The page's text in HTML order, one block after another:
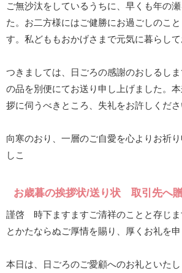
ご無沙汰をしているうちに、早くも年の
た。お二方様にはご健勝にお過ごしのこ
す。私どももおかげさまで元気に暮らして
つきましては、日ごろの感謝のおしるし
の品を別便にてお送り申し上げました。
拶に伺うべきところ、失礼をお許しくださ
向寒のおり、一層のご自愛を心よりお祈
しこ
お歳暮の挨拶状/送り状 取引先へ
謹啓 時下ますますご清祥のことと存じま
とかたならぬご厚情を賜り、厚くお礼を申
本日は、日ごろのご愛顧へのお礼といた